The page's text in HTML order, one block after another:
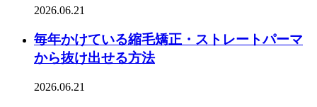
2026.06.21
毎年かけている縮毛矯正・ストレートパーマ
から抜け出せる方法
2026.06.21